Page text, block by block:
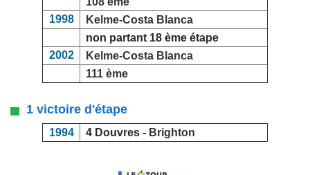
1998
Kelme-Costa Blanca
non partant 18 ème étape
2002
Kelme-Costa Blanca
111 ème
1 victoire d'étape
1994 4 Douvres - Brighton